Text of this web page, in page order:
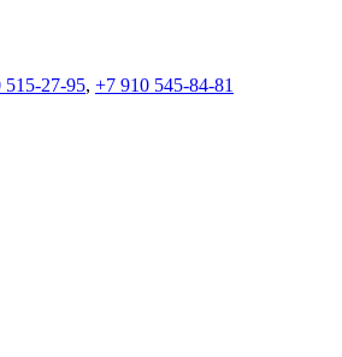
515-27-95, +7 910 545-84-81